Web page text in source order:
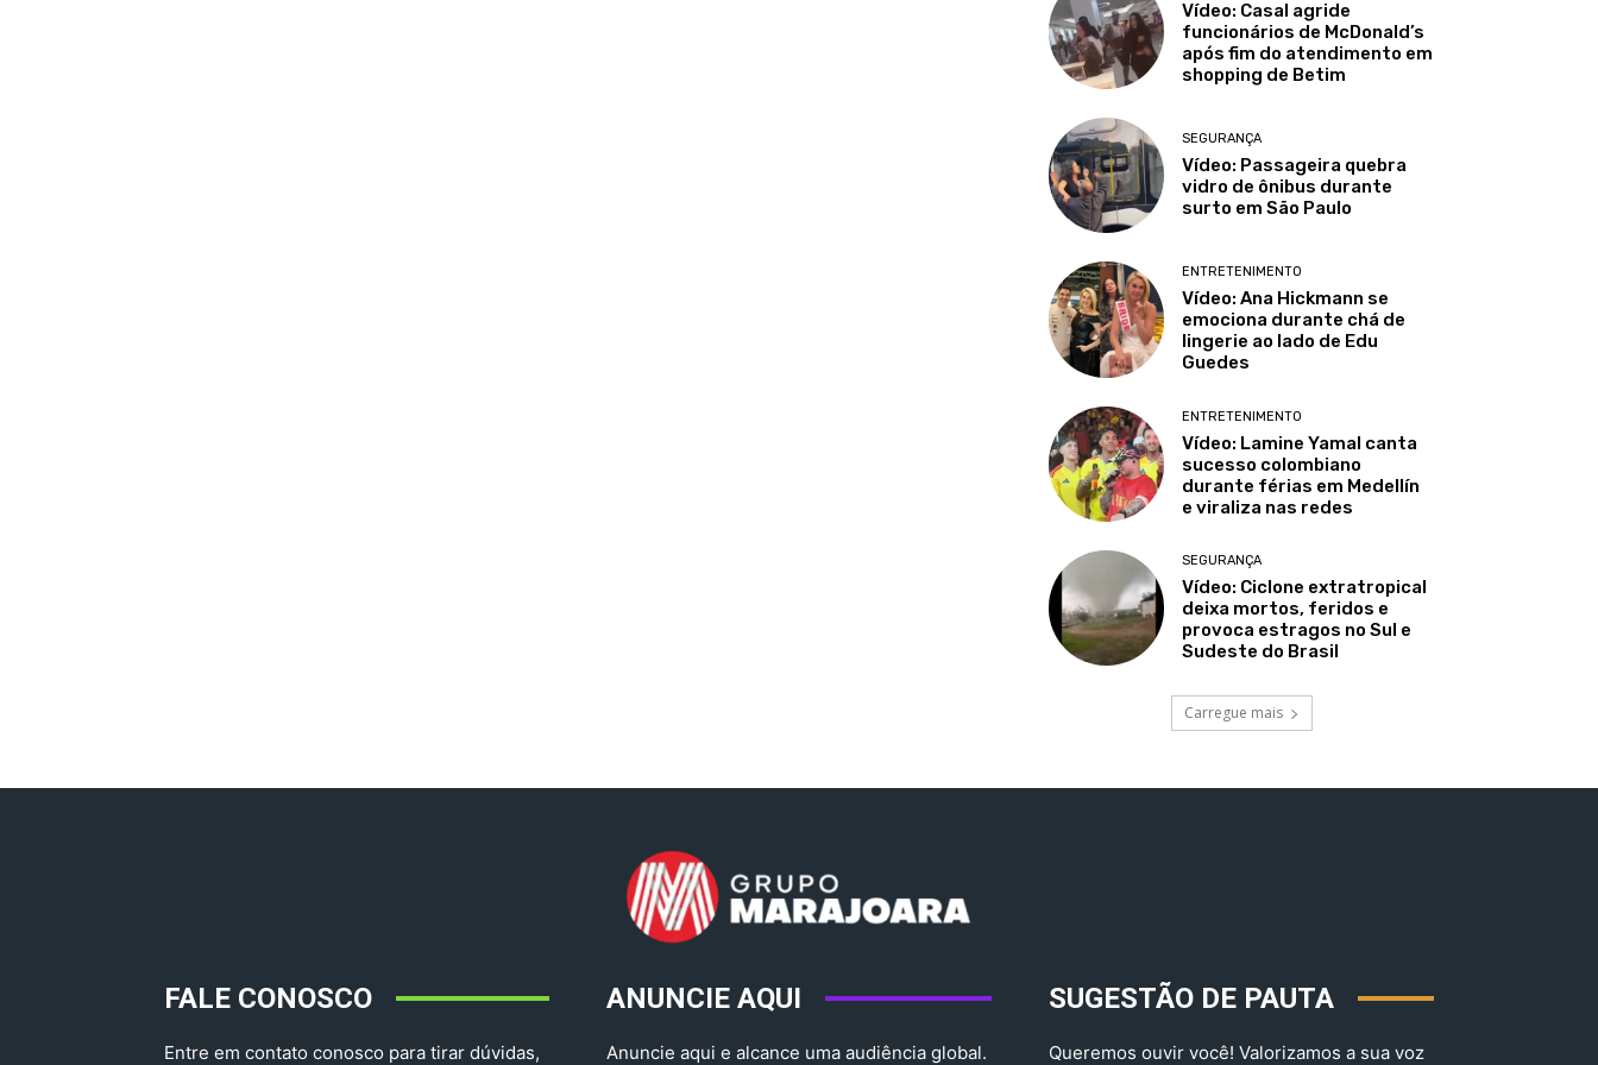
Vídeo: Casal agride
funcionários de McDonald’s
após fim do atendimento em
shopping de Betim
SEGURANÇA
Vídeo: Passageira quebra
vidro de ônibus durante
surto em São Paulo
ENTRETENIMENTO
Vídeo: Ana Hickmann se
emociona durante chá de
lingerie ao lado de Edu
Guedes
ENTRETENIMENTO
Vídeo: Lamine Yamal canta
sucesso colombiano
durante férias em Medellín
e viraliza nas redes
SEGURANÇA
Vídeo: Ciclone extratropical
deixa mortos, feridos e
provoca estragos no Sul e
Sudeste do Brasil
Carregue mais
FALE CONOSCO
Entre em contato conosco para tirar dúvidas,
ANUNCIE AQUI
Anuncie aqui e alcance uma audiência global.
SUGESTÃO DE PAUTA
Queremos ouvir você! Valorizamos a sua voz